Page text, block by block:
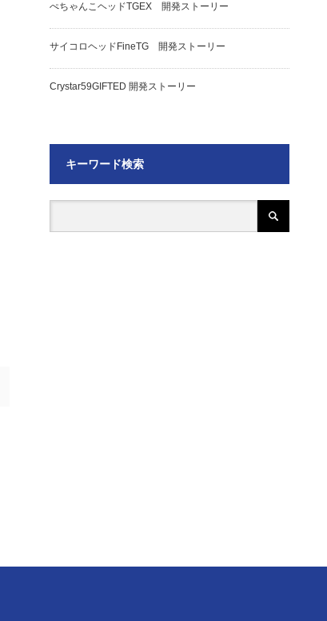
ぺちゃんこヘッドTGEX 開発ストーリー
サイコロヘッドFineTG 開発ストーリー
Crystar59GIFTED 開発ストーリー
キーワード検索